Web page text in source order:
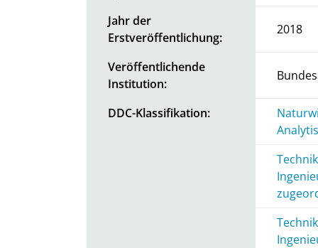
Jahr der
Erstveröffentlichung:
2018
Veröffentlichende
Institution:
DDC-Klassifikation: